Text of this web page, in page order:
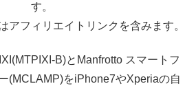
す。
アフィリエイトリンクを含みます。
B)とManfrotto スマートフ
(MCLAMP)をiPhone7やXperiaの自